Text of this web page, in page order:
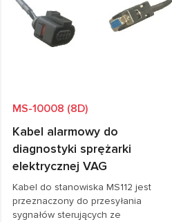
Pokrycie pojazdów
BMW, LAND ROVER,
MERCEDES-BENZ,
PEUGEOT,
MS-10008 (8D)
Kabel alarmowy do
diagnostyki sprężarki
elektrycznej VAG
Kabel do stanowiska MS112 jest
przeznaczony do przesyłania
sygnałów sterujących ze